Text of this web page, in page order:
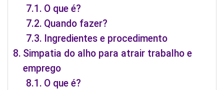
O que é?
Quando fazer?
Ingredientes e procedimento
Simpatia do alho para atrair trabalho e
emprego
O que é?